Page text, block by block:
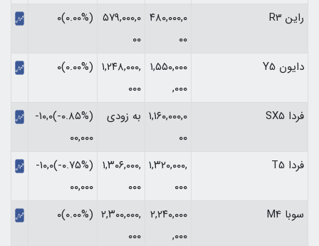
راین R3
۴۸۰,۰۰۰,۰
۰۰
۵۷۹,۰۰۰,۰
۰۰
(۰.۰۰%)۰
دایون Y5
۱,۵۵۰,۰۰۰
,۰۰۰
۱,۲۴۸,۰۰۰,
۰۰۰
(۰.۰۰%)۰
فردا SX5
۱,۱۶۰,۰۰۰,۰
۰۰
به زودی
(‎-۰.۸۵%‏)‎-۱۰,۰
۰۰,۰۰۰‏
فردا T5
۱,۳۲۰,۰۰۰,
۰۰۰
۱,۳۰۶,۰۰۰,
۰۰۰
(‎-۰.۷۵%‏)‎-۱۰,۰
۰۰,۰۰۰‏
سوبا M4
۲,۲۴۰,۰۰۰
,۰۰۰
۲,۳۰۰,۰۰۰,
۰۰۰
(۰.۰۰%)۰